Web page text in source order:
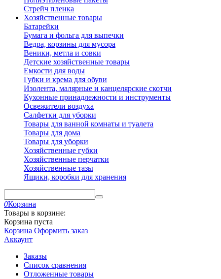
Стрейч пленка
Хозяйственные товары
Батарейки
Бумага и фольга для выпечки
Ведра, корзины для мусора
Веники, метла и совки
Детские хозяйственные товары
Емкости для воды
Губки и крема для обуви
Изолента, малярные и канцелярские скотчи
Кухонные принадлежности и инструменты
Освежители воздуха
Салфетки для уборки
Товары для ванной комнаты и туалета
Товары для дома
Товары для уборки
Хозяйственные губки
Хозяйственные перчатки
Хозяйственные тазы
Ящики, коробки для хранения
0Корзина
Товары в корзине:
Корзина пуста
Корзина Оформить заказ
Аккаунт
Заказы
Список сравнения
Отложенные товары